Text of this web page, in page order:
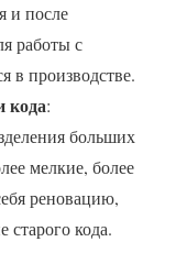
и после
работы с
в производстве.
кода:
больших
мелкие, более
реновацию,
старого кода.